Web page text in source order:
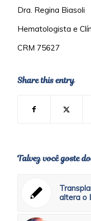
Dra. Regina Biasoli
Hematologista e
CRM 75627
Share this entry
Talvez você goste
altera o